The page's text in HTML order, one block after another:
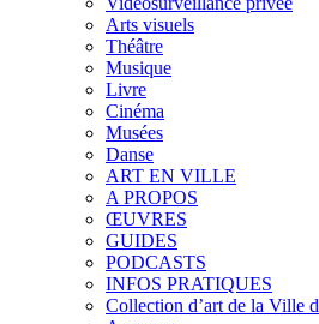
Arts visuels
Théâtre
Musique
Livre
Cinéma
Musées
Danse
ART EN VILLE
A PROPOS
ŒUVRES
GUIDES
PODCASTS
INFOS PRATIQUES
Collection d’art de la Ville